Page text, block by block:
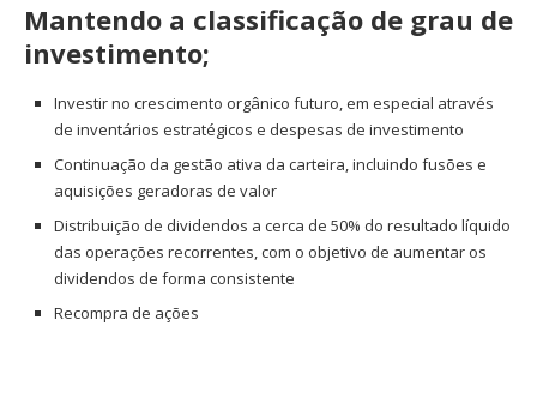
Mantendo a classificação de grau de
investimento;
Investir no crescimento orgânico futuro, em especial através
de inventários estratégicos e despesas de investimento
Continuação da gestão ativa da carteira, incluindo fusões e
aquisições geradoras de valor
Distribuição de dividendos a cerca de 50% do resultado líquido
das operações recorrentes, com o objetivo de aumentar os
dividendos de forma consistente
Recompra de ações